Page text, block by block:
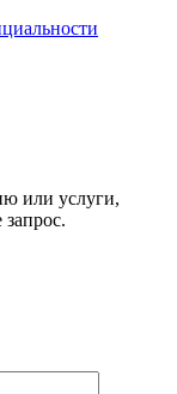
или услуги,